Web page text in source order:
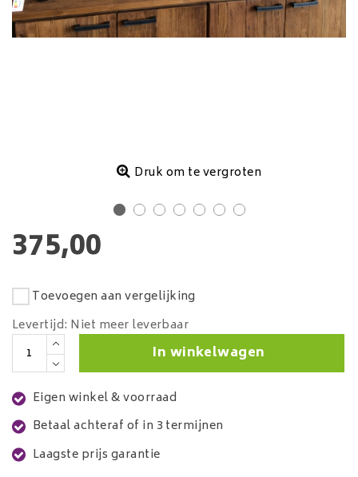
Druk om te vergroten
375,00
Toevoegen aan vergelijking
Levertijd: Niet meer leverbaar
In winkelwagen
Eigen winkel & voorraad
Betaal achteraf of in 3 termijnen
Laagste prijs garantie